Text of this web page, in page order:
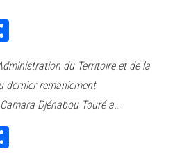
ag
er
du Territoire et de la
dernier remaniement
Djénabou Touré a…